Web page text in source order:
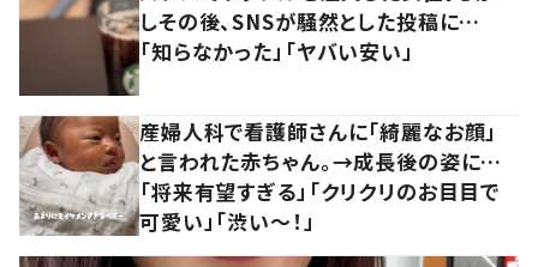
しその後、SNSが騒然とした投稿に…
「知らなかった」「ヤバい安い」
産婦人科で看護師さんに「綺麗なお顔」
と言われた赤ちゃん。→成長後の姿に…
「将来有望すぎる」「クリクリのお目目で
可愛い」「渋い～！」